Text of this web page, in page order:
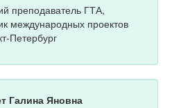
преподаватель ГТА,
международных проектов
Петербург
Галина Яновна